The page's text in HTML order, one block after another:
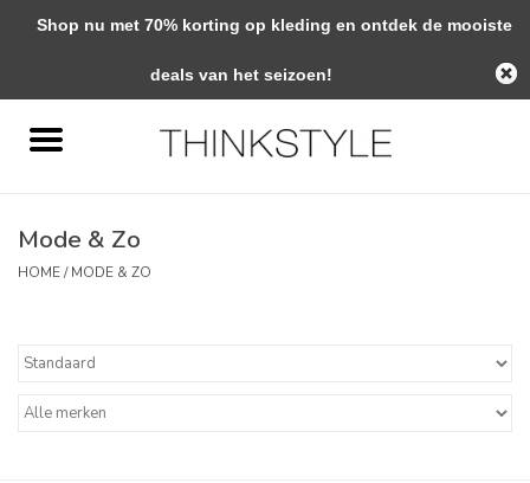
0 Artikelen - €0,00
Woondecoratie
Mode & Zo
HOME/MODE & ZO
Shop nu met 70% korting op kleding en ontdek de mooiste
deals van het seizoen!